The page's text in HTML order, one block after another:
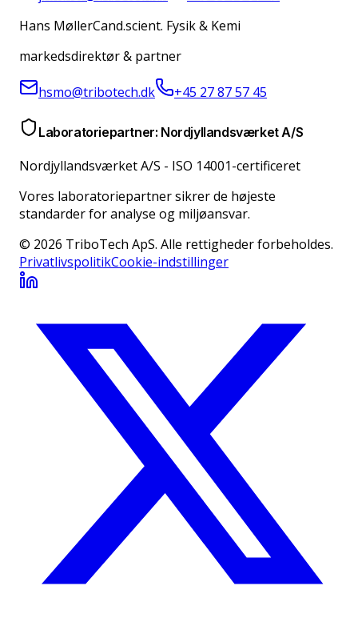
Hans MøllerCand.scient. Fysik & Kemi
markedsdirektør & partner
hsmo@tribotech.dk +45 27 87 57 45
Laboratoriepartner: Nordjyllandsværket A/S
Nordjyllandsværket A/S - ISO 14001-certificeret
Vores laboratoriepartner sikrer de højeste
standarder for analyse og miljøansvar.
© 2026 TriboTech ApS. Alle rettigheder forbeholdes.
PrivatlivspolitikCookie-indstillinger